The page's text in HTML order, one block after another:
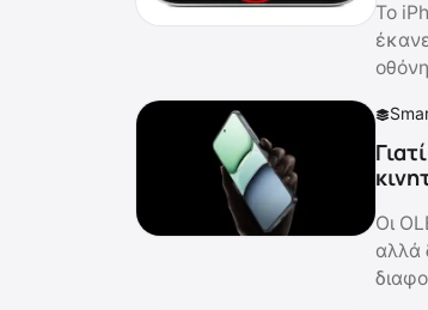
Το
Οι
αλλά